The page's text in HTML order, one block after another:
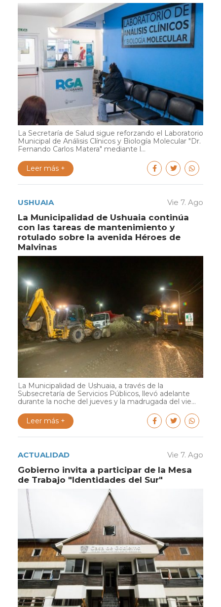
La Secretaría de Salud sigue reforzando el Laboratorio
Municipal de Análisis Clínicos y Biología Molecular "Dr.
Fernando Carlos Matera" mediante l...
Leer más +
USHUAIA Vie 7. Ago
La Municipalidad de Ushuaia continúa
con las tareas de mantenimiento y
rotulado sobre la avenida Héroes de
Malvinas
La Municipalidad de Ushuaia, a través de la
Subsecretaría de Servicios Públicos, llevó adelante
durante la noche del jueves y la madrugada del vie...
Leer más +
ACTUALIDAD Vie 7. Ago
Gobierno invita a participar de la Mesa
de Trabajo "Identidades del Sur"